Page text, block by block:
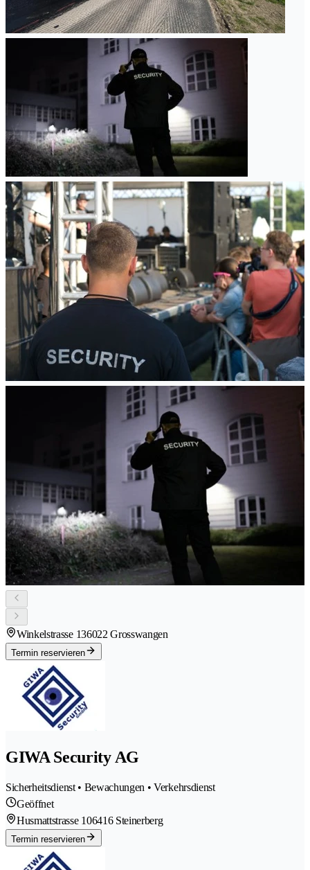
Winkelstrasse 136022 Grosswangen
Termin reservieren
GIWA Security AG
Sicherheitsdienst • Bewachungen • Verkehrsdienst
Geöffnet
Husmattstrasse 106416 Steinerberg
Termin reservieren